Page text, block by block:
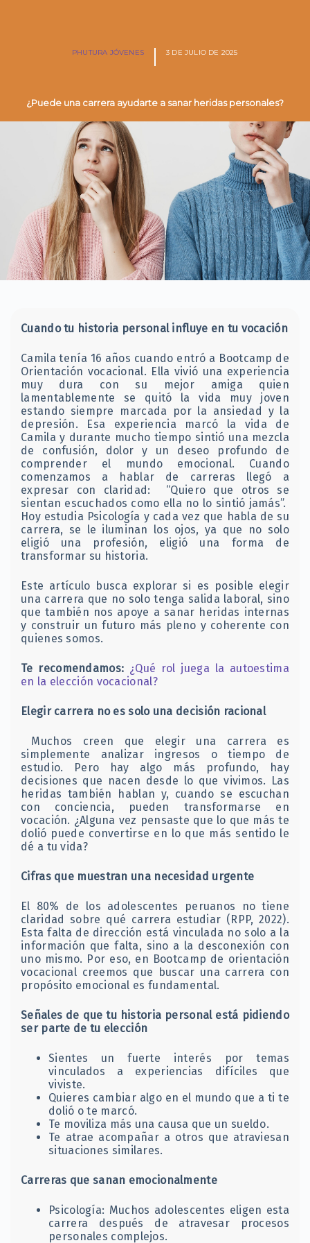
PHUTURA JÓVENES 3 DE JULIO DE 2025
¿Puede una carrera ayudarte a sanar heridas personales?
Cuando tu historia personal influye en tu vocación
Camila tenía 16 años cuando entró a Bootcamp de
Orientación vocacional. Ella vivió una experiencia
muy dura con su mejor amiga quien
lamentablemente se quitó la vida muy joven
estando siempre marcada por la ansiedad y la
depresión. Esa experiencia marcó la vida de
Camila y durante mucho tiempo sintió una mezcla
de confusión, dolor y un deseo profundo de
comprender el mundo emocional. Cuando
comenzamos a hablar de carreras llegó a
expresar con claridad: “Quiero que otros se
sientan escuchados como ella no lo sintió jamás”.
Hoy estudia Psicología y cada vez que habla de su
carrera, se le iluminan los ojos, ya que no solo
eligió una profesión, eligió una forma de
transformar su historia.
Este artículo busca explorar si es posible elegir
una carrera que no solo tenga salida laboral, sino
que también nos apoye a sanar heridas internas
y construir un futuro más pleno y coherente con
quienes somos.
Te recomendamos: ¿Qué rol juega la autoestima
en la elección vocacional?
Elegir carrera no es solo una decisión racional
Muchos creen que elegir una carrera es
simplemente analizar ingresos o tiempo de
estudio. Pero hay algo más profundo, hay
decisiones que nacen desde lo que vivimos. Las
heridas también hablan y, cuando se escuchan
con conciencia, pueden transformarse en
vocación. ¿Alguna vez pensaste que lo que más te
dolió puede convertirse en lo que más sentido le
dé a tu vida?
Cifras que muestran una necesidad urgente
El 80% de los adolescentes peruanos no tiene
claridad sobre qué carrera estudiar (RPP, 2022).
Esta falta de dirección está vinculada no solo a la
información que falta, sino a la desconexión con
uno mismo. Por eso, en Bootcamp de orientación
vocacional creemos que buscar una carrera con
propósito emocional es fundamental.
Señales de que tu historia personal está pidiendo
ser parte de tu elección
Sientes un fuerte interés por temas
vinculados a experiencias difíciles que
viviste.
Quieres cambiar algo en el mundo que a ti te
dolió o te marcó.
Te moviliza más una causa que un sueldo.
Te atrae acompañar a otros que atraviesan
situaciones similares.
Carreras que sanan emocionalmente
Psicología: Muchos adolescentes eligen esta
carrera después de atravesar procesos
personales complejos.